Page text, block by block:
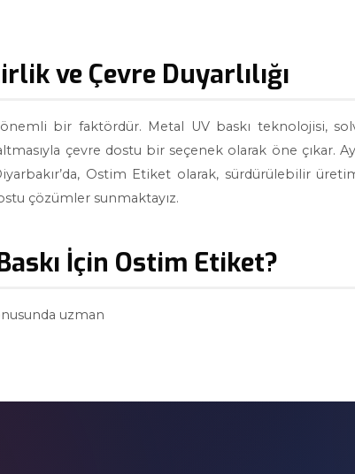
ve Çevre Duyarlılığı
bir faktördür. Metal UV baskı teknolojisi,
çevre dostu bir seçenek olarak öne çıkar.
Ostim Etiket olarak, sürdürülebilir
çözümler sunmaktayız.
İçin Ostim Etiket?
uzman